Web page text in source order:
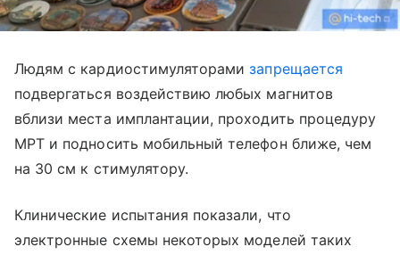
Людям с кардиостимуляторамизапрещается
подвергаться воздействию любых магнитов
вблизи места имплантации, проходить процедуру
МРТ и подносить мобильный телефон ближе, чем
на 30 см к стимулятору.
Клинические испытания показали, что
электронные схемы некоторых моделей таких